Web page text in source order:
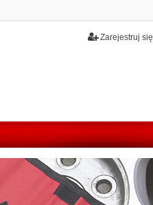
Zarejestruj się